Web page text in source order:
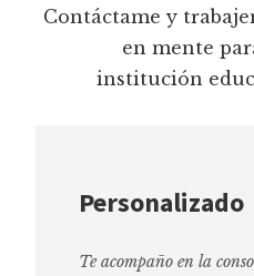
Contáctame y
en mente
institución
Personalizado
Te acompaño en la